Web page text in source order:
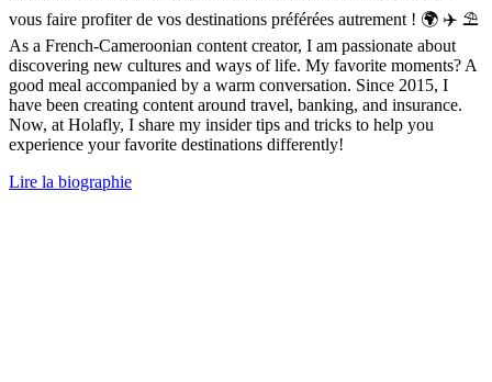
vous faire profiter de vos destinations préférées autrement ! 🌍 ✈️ ⛱
As a French-Cameroonian content creator, I am passionate about
discovering new cultures and ways of life. My favorite moments? A
good meal accompanied by a warm conversation. Since 2015, I
have been creating content around travel, banking, and insurance.
Now, at Holafly, I share my insider tips and tricks to help you
experience your favorite destinations differently!
Lire la biographie